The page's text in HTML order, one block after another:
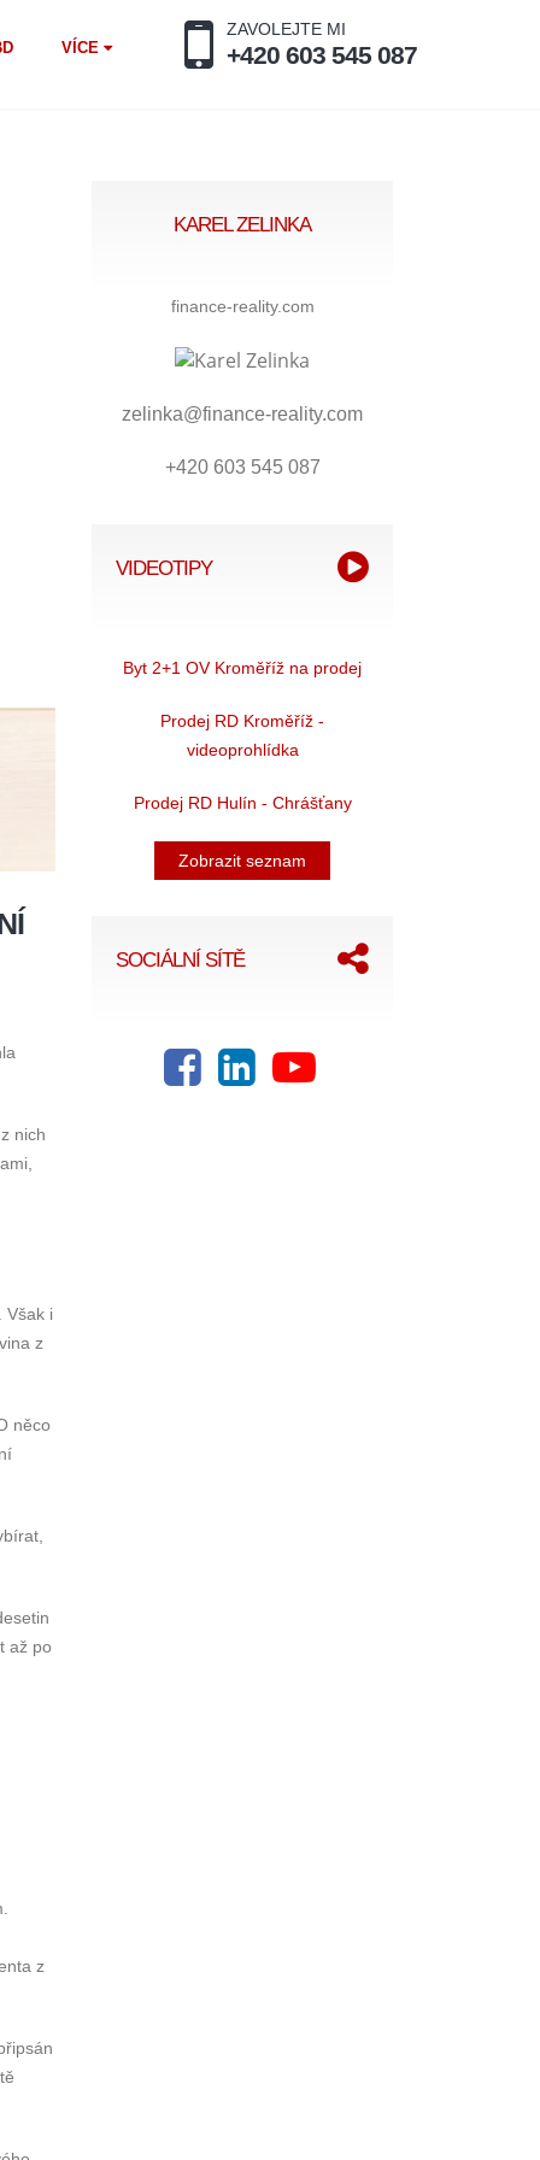
ZAVOLEJTE MI
+420 603 545 087
VÍCE
nich
Však i
z
něco
až po
z
KAREL ZELINKA
finance-reality.com
zelinka@finance-reality.com
+420 603 545 087
VIDEOTIPY
Byt 2+1 OV Kroměříž na prodej
Prodej RD Kroměříž -
videoprohlídka
Prodej RD Hulín - Chrášťany
Zobrazit seznam
SOCIÁLNÍ SÍTĚ